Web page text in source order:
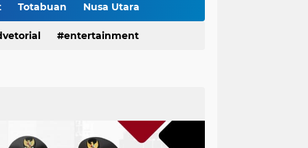
Jelang Hari Kemerdekaan ke-81 RI, PLN UP3 Tahuna Gelar Apel dan Inspeksi Peralatan Guna Pastikan Keandalan Listrik Kepulauan Nusa Utara
Totabuan Nusa Utara
entertainment